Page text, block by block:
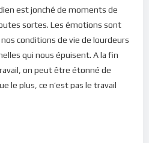
est jonché de moments de
sortes. Les émotions sont
conditions de vie de lourdeurs
qui nous épuisent. A la fin
on peut être étonné de
le plus, ce n’est pas le travail
que nous avons traversées